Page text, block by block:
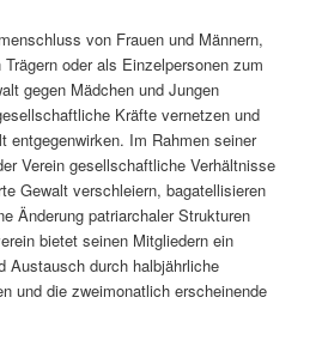
von Frauen und Männern,
oder als Einzelpersonen zum
gegen Mädchen und Jungen
Kräfte vernetzen und
entgegenwirken. Im Rahmen seiner
Verein gesellschaftliche Verhältnisse
Gewalt verschleiern, bagatellisieren
Änderung patriarchaler Strukturen
bietet seinen Mitgliedern ein
Austausch durch halbjährliche
und die zweimonatlich erscheinende